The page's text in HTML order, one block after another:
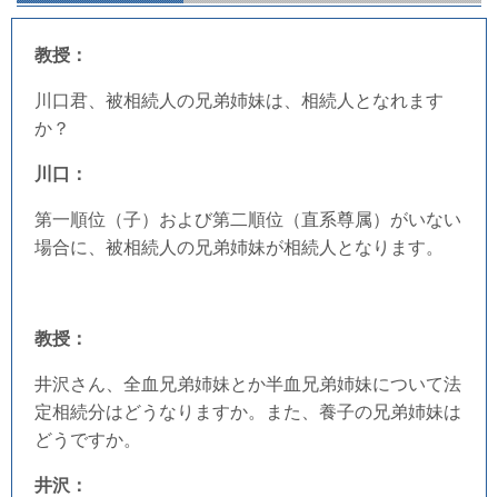
教授：
川口君、被相続人の兄弟姉妹は、相続人となれます
か？
川口：
第一順位（子）および第二順位（直系尊属）がいない
場合に、被相続人の兄弟姉妹が相続人となります。
教授：
井沢さん、全血兄弟姉妹とか半血兄弟姉妹について法
定相続分はどうなりますか。また、養子の兄弟姉妹は
どうですか。
井沢：